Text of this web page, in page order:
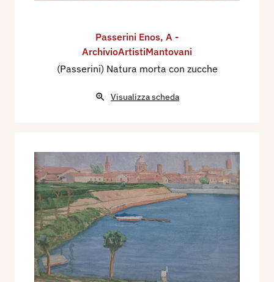
Passerini Enos, A -
ArchivioArtistiMantovani
(Passerini) Natura morta con zucche
Visualizza scheda